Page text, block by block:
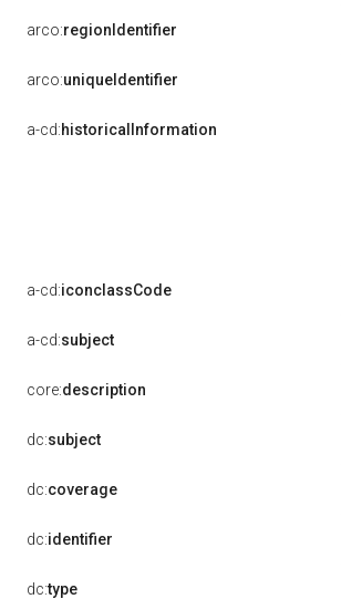
arco:regionIdentifier
arco:uniqueIdentifier
a-cd:historicalInformation
a-cd:iconclassCode
a-cd:subject
core:description
dc:subject
dc:coverage
dc:identifier
dc:type